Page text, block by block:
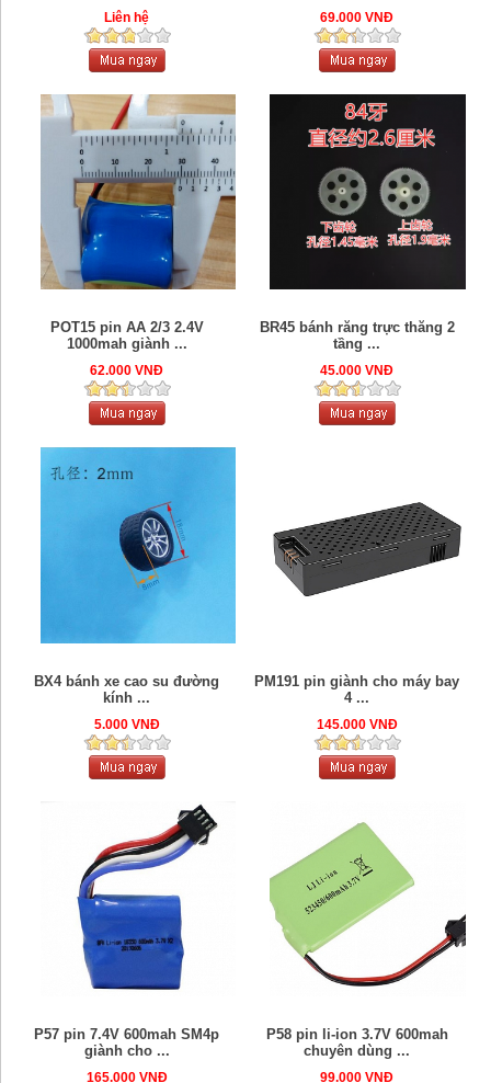
Liên hệ 69.000 VNĐ
POT15 pin AA 2/3 2.4V
1000mah giành ...
62.000 VNĐ
BR45 bánh răng trực thăng 2
tầng ...
45.000 VNĐ
BX4 bánh xe cao su đường
kính ...
5.000 VNĐ
PM191 pin giành cho máy bay
4 ...
145.000 VNĐ
P57 pin 7.4V 600mah SM4p
giành cho ...
165.000 VNĐ
P58 pin li-ion 3.7V 600mah
chuyên dùng ...
99.000 VNĐ